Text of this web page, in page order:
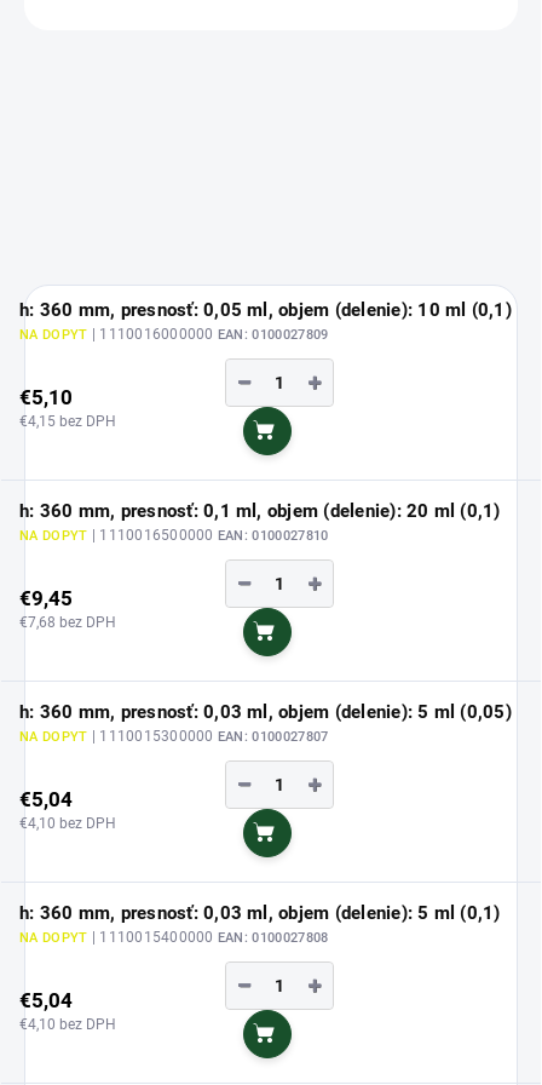
h: 360 mm, presnosť: 0,05 ml, objem (delenie): 10 ml (0,1)
NA DOPYT | 1110016000000 EAN: 0100027809
€5,10
€4,15 bez DPH
+
−
Do košíka
h: 360 mm, presnosť: 0,1 ml, objem (delenie): 20 ml (0,1)
NA DOPYT | 1110016500000 EAN: 0100027810
€9,45
€7,68 bez DPH
+
−
Do košíka
h: 360 mm, presnosť: 0,03 ml, objem (delenie): 5 ml (0,05)
NA DOPYT | 1110015300000 EAN: 0100027807
€5,04
€4,10 bez DPH
+
−
Do košíka
h: 360 mm, presnosť: 0,03 ml, objem (delenie): 5 ml (0,1)
NA DOPYT | 1110015400000 EAN: 0100027808
€5,04
€4,10 bez DPH
+
−
Do košíka